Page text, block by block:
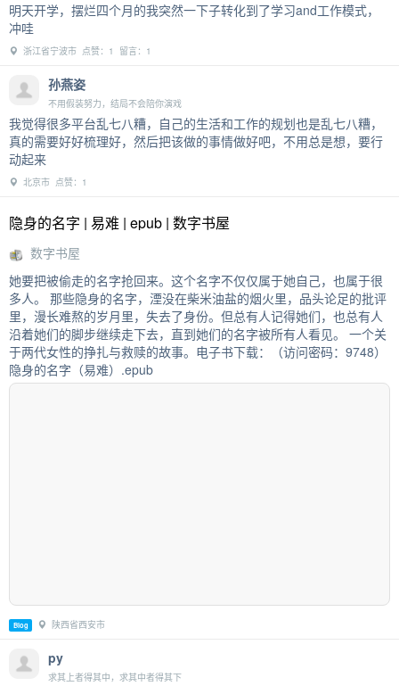
明天开学，摆烂四个月的我突然一下子转化到了学习and工作模式，
冲哇
浙江省宁波市 点赞：1 留言：1
孙燕姿
不用假装努力，结局不会陪你演戏
我觉得很多平台乱七八糟，自己的生活和工作的规划也是乱七八糟，
真的需要好好梳理好，然后把该做的事情做好吧，不用总是想，要行
动起来
北京市 点赞：1
隐身的名字 | 易难 | epub | 数字书屋
数字书屋
她要把被偷走的名字抢回来。这个名字不仅仅属于她自己，也属于很
多人。 那些隐身的名字，湮没在柴米油盐的烟火里，品头论足的批评
里，漫长难熬的岁月里，失去了身份。但总有人记得她们，也总有人
沿着她们的脚步继续走下去，直到她们的名字被所有人看见。 一个关
于两代女性的挣扎与救赎的故事。电子书下载：（访问密码：9748）
隐身的名字（易难）.epub
Blog 陕西省西安市
py
求其上者得其中，求其中者得其下